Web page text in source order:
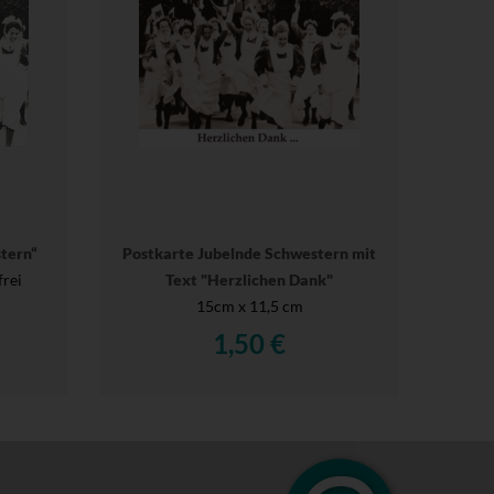
Postkarte Jubelnde Schwestern mit
Text "Herzlichen Dank"
15cm x 11,5 cm
1,50 €